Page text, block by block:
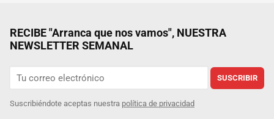
RECIBE "Arranca que nos vamos", NUESTRA
NEWSLETTER SEMANAL
SUSCRIBIR
Suscribiéndote aceptas nuestra política de privacidad